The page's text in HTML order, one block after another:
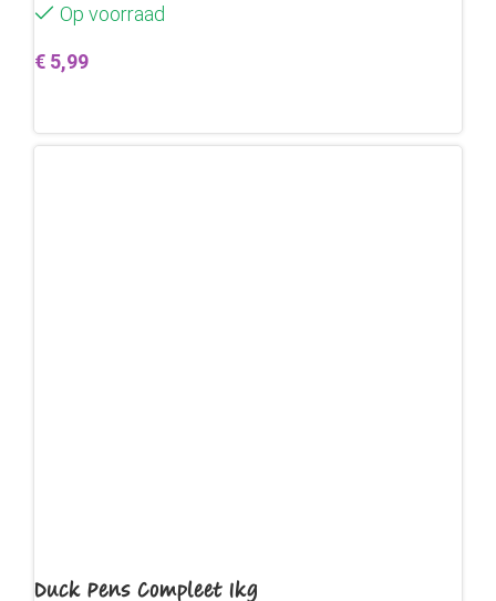
Op voorraad
€ 5,99
Duck Pens Compleet 1kg